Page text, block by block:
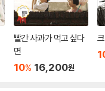
빨간 사과가 먹고 싶다
면
10% 16,200원